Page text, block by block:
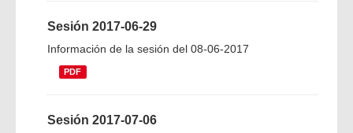
Sesión 2017-06-29
Información de la sesión del 08-06-2017
PDF
Sesión 2017-07-06